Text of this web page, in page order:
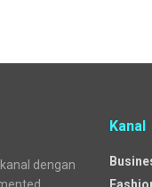
dengan
Kanal